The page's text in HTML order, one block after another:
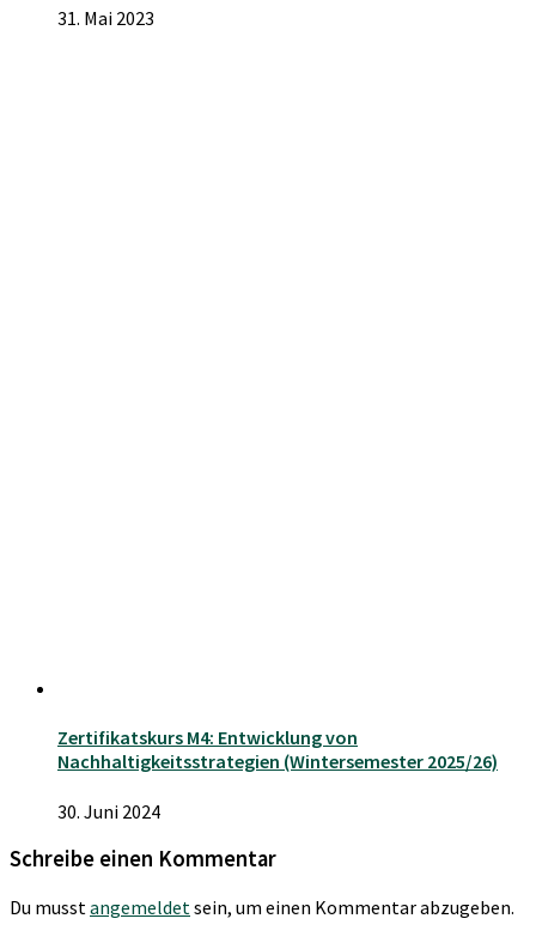
31. Mai 2023
Zertifikatskurs M4: Entwicklung von
Nachhaltigkeitsstrategien (Wintersemester 2025/26)
30. Juni 2024
Schreibe einen Kommentar
Du musstangemeldetsein, um einen Kommentar abzugeben.